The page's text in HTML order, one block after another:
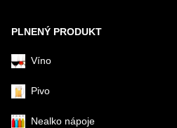
PLNENÝ PRODUKT
Víno
Pivo
Nealko nápoje